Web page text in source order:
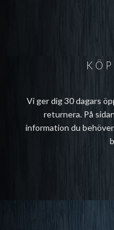
Vi ger dig 30 dagars
returnera. På
information du